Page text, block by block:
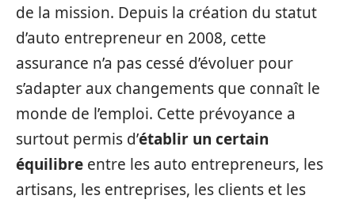
de la mission. Depuis la création du statut
d’auto entrepreneur en 2008, cette
assurance n’a pas cessé d’évoluer pour
s’adapter aux changements que connaît le
monde de l’emploi. Cette prévoyance a
surtout permis d’établir un certain
équilibre entre les auto entrepreneurs, les
artisans, les entreprises, les clients et les